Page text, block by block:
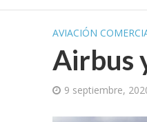
AVIACIÓN
Airbus
9 septiembre,